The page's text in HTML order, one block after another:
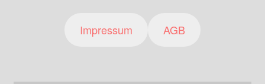
Impressum AGB